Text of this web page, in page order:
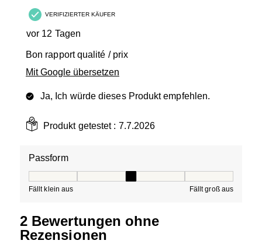
VERIFIZIERTER KÄUFER
vor 12 Tagen
Bon rapport qualité / prix
Mit Google übersetzen
Ja, Ich würde dieses Produkt empfehlen.
Produkt getestet : 7.7.2026
Passform
Fällt klein aus Fällt groß aus
2 Bewertungen ohne
Rezensionen